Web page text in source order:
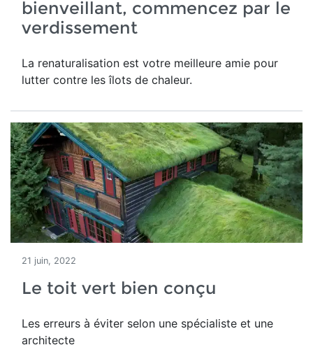
bienveillant, commencez par le
verdissement
La renaturalisation est votre meilleure amie pour
lutter contre les îlots de chaleur.
21 juin, 2022
Le toit vert bien conçu
Les erreurs à éviter selon une spécialiste et une
architecte